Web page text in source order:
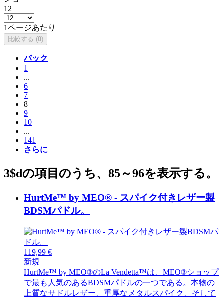
12
1ページあたり
比較する (0)
バック
1
...
6
7
8
9
10
...
141
さらに
3$dの項目のうち、85～96を表示する。
HurtMe™ by MEO® - スパイク付きレザー製
BDSMパドル。
119,99 €
新規
HurtMe™ by MEO®のLa Vendetta™は、MEO®ショップ
で最も人気のあるBDSMパドルの一つである。本物の
上質なサドルレザー、重厚なメタルスパイク、そして